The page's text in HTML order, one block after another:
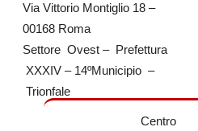
Centro
Via Vittorio Montiglio 18 –
00168 Roma
Settore Ovest – Prefettura
XXXIV – 14ºMunicipio –
Trionfale